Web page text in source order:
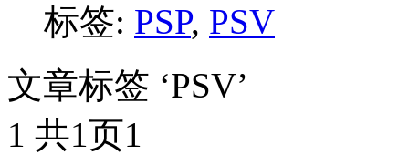
标签: PSP, PSV
文章标签 ‘PSV’
1 共1页1